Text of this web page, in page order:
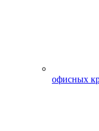
офисных